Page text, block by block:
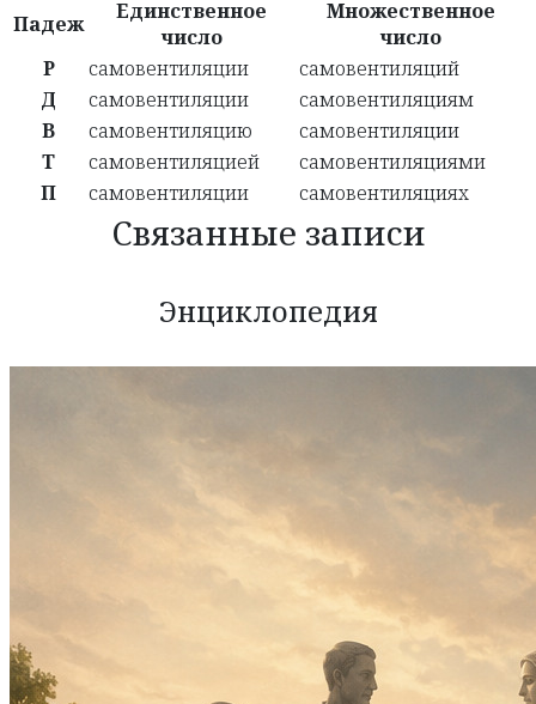
Падеж
Единственное
число
Множественное
число
Р
самовентиляции
самовентиляций
Д
самовентиляции
самовентиляциям
В
самовентиляцию
самовентиляции
Т
самовентиляцией
самовентиляциями
П
самовентиляции самовентиляциях
Связанные записи
Энциклопедия